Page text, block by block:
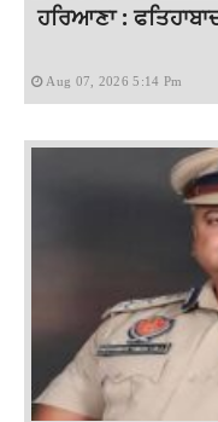
ਹਰਿਆਣਾ :
Aug 07, 2026 5:14 Pm